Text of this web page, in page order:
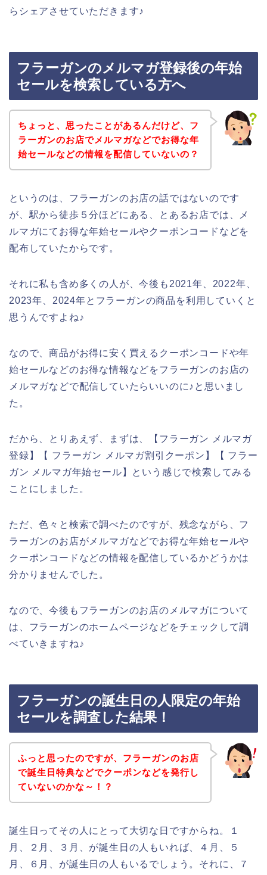
らシェアさせていただきます♪
フラーガンのメルマガ登録後の年始
セールを検索している方へ
ちょっと、思ったことがあるんだけど、フ
ラーガンのお店でメルマガなどでお得な年
始セールなどの情報を配信していないの？
というのは、フラーガンのお店の話ではないのです
が、駅から徒歩５分ほどにある、とあるお店では、メ
ルマガにてお得な年始セールやクーポンコードなどを
配布していたからです。
それに私も含め多くの人が、今後も2021年、2022年、
2023年、2024年とフラーガンの商品を利用していくと
思うんですよね♪
なので、商品がお得に安く買えるクーポンコードや年
始セールなどのお得な情報などをフラーガンのお店の
メルマガなどで配信していたらいいのに♪と思いまし
た。
だから、とりあえず、まずは、【フラーガン メルマガ
登録】【 フラーガン メルマガ割引クーポン】【 フラー
ガン メルマガ年始セール】という感じで検索してみる
ことにしました。
ただ、色々と検索で調べたのですが、残念ながら、フ
ラーガンのお店がメルマガなどでお得な年始セールや
クーポンコードなどの情報を配信しているかどうかは
分かりませんでした。
なので、今後もフラーガンのお店のメルマガについて
は、フラーガンのホームページなどをチェックして調
べていきますね♪
フラーガンの誕生日の人限定の年始
セールを調査した結果！
ふっと思ったのですが、フラーガンのお店
で誕生日特典などでクーポンなどを発行し
ていないのかな～！？
誕生日ってその人にとって大切な日ですからね。１
月、２月、３月、が誕生日の人もいれば、４月、５
月、６月、が誕生日の人もいるでしょう。それに、７